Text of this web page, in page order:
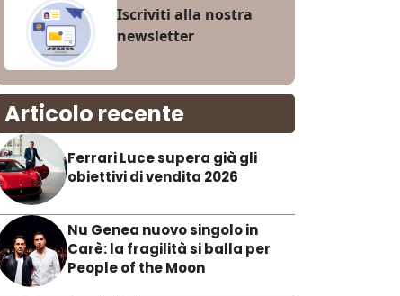
Iscriviti alla nostra
newsletter
Articolo recente
Ferrari Luce supera già gli
obiettivi di vendita 2026
Nu Genea nuovo singolo in
Carè: la fragilità si balla per
People of the Moon